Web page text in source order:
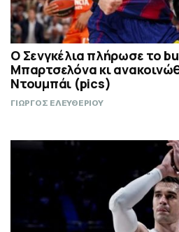
Ο Σενγκέλια πλήρωσε το
Μπαρτσελόνα κι
Ντουμπάι (pics)
ΓΙΩΡΓΟΣ ΕΛΕΥΘΕΡΙΟΥ